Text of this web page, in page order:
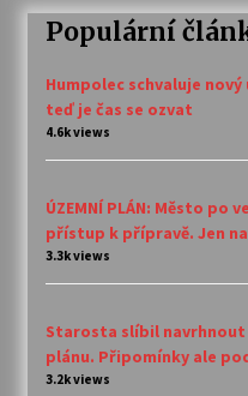
Populární
Humpolec schvaluje nový
teď je čas se ozvat
4.6k views
ÚZEMNÍ PLÁN: Město po
přístup k přípravě. Jen
3.3k views
Starosta slíbil
plánu. Připomínky ale
3.2k views